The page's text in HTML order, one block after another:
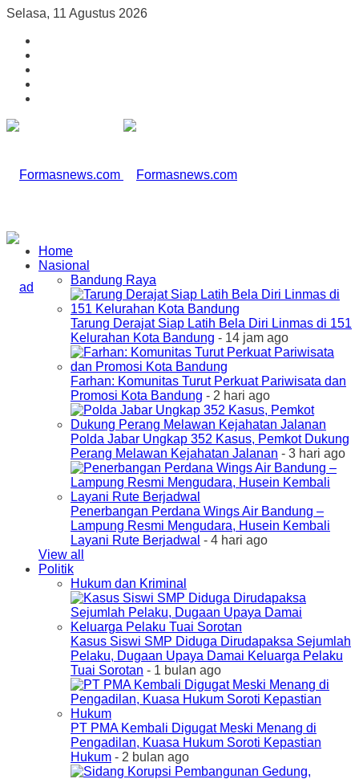
Selasa, 11 Agustus 2026
Home
Nasional
Bandung Raya
Tarung Derajat Siap Latih Bela Diri Linmas di 151
Kelurahan Kota Bandung - 14 jam ago
Farhan: Komunitas Turut Perkuat Pariwisata dan
Promosi Kota Bandung - 2 hari ago
Polda Jabar Ungkap 352 Kasus, Pemkot Dukung
Perang Melawan Kejahatan Jalanan - 3 hari ago
Penerbangan Perdana Wings Air Bandung –
Lampung Resmi Mengudara, Husein Kembali
Layani Rute Berjadwal - 4 hari ago
View all
Politik
Hukum dan Kriminal
Kasus Siswi SMP Diduga Dirudapaksa Sejumlah
Pelaku, Dugaan Upaya Damai Keluarga Pelaku
Tuai Sorotan - 1 bulan ago
PT PMA Kembali Digugat Meski Menang di
Pengadilan, Kuasa Hukum Soroti Kepastian
Hukum - 2 bulan ago